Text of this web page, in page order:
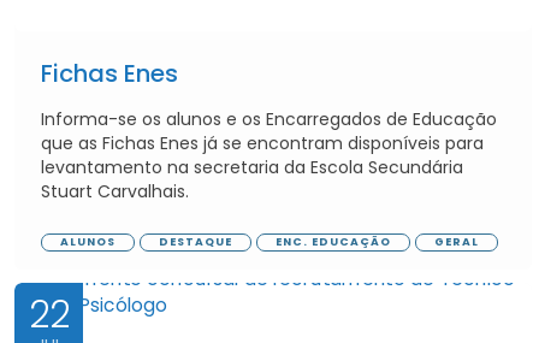
Fichas Enes
Informa-se os alunos e os Encarregados de Educação
que as Fichas Enes já se encontram disponíveis para
levantamento na secretaria da Escola Secundária
Stuart Carvalhais.
ALUNOS DESTAQUE ENC. EDUCAÇÃO GERAL
22